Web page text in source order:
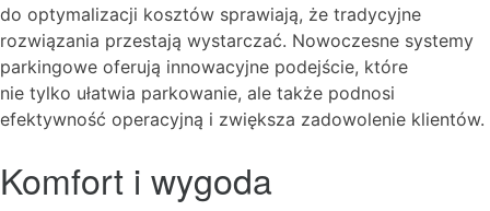
do optymalizacji kosztów sprawiają, że tradycyjne
rozwiązania przestają wystarczać. Nowoczesne systemy
parkingowe oferują innowacyjne podejście, które
nie tylko ułatwia parkowanie, ale także podnosi
efektywność operacyjną i zwiększa zadowolenie klientów.
Komfort i wygoda